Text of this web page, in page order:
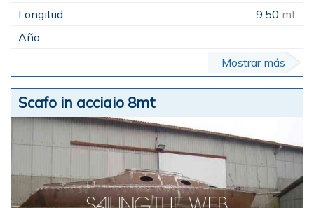
9,50 mt
Mostrar más
Scafo in acciaio 8mt